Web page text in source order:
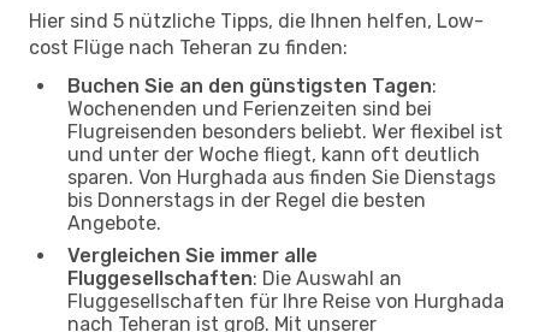
Hier sind 5 nützliche Tipps, die Ihnen helfen, Low-
cost Flüge nach Teheran zu finden:
Buchen Sie an den günstigsten Tagen:
Wochenenden und Ferienzeiten sind bei
Flugreisenden besonders beliebt. Wer flexibel ist
und unter der Woche fliegt, kann oft deutlich
sparen. Von Hurghada aus finden Sie Dienstags
bis Donnerstags in der Regel die besten
Angebote.
Vergleichen Sie immer alle
Fluggesellschaften: Die Auswahl an
Fluggesellschaften für Ihre Reise von Hurghada
nach Teheran ist groß. Mit unserer